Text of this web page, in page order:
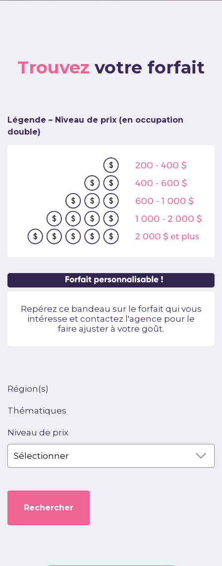
Trouvez votre forfait
Légende – Niveau de prix (en occupation
double)
Repérez ce bandeau sur le forfait qui vous
intéresse et contactez l'agence pour le
faire ajuster à votre goût.
Région(s)
Thématiques
Niveau de prix